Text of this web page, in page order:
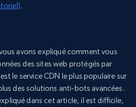
.
avons expliqué comment vous
des sites web protégés par
le service CDN le plus populaire sur
des solutions anti-bots avancées.
dans cet article, il est difficile,